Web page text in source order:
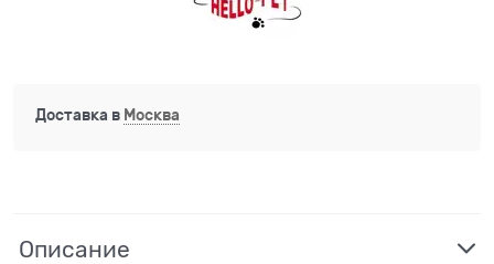
Доставка в Москва
Описание